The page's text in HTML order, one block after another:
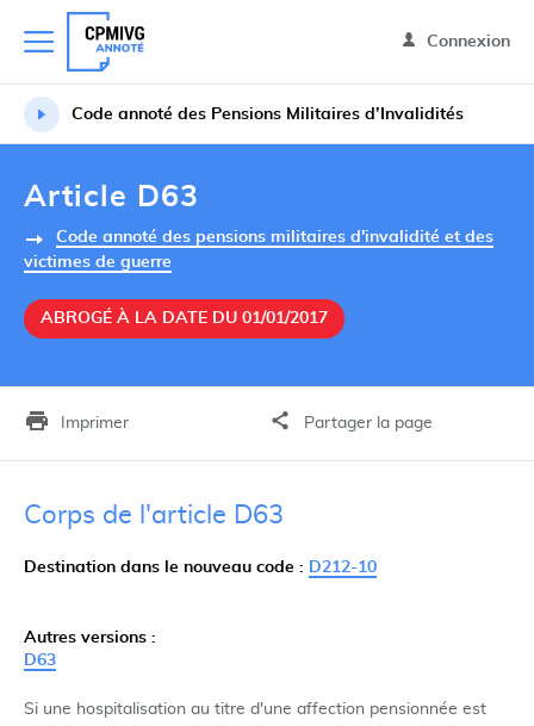
Connexion
Code annoté des Pensions Militaires d’Invalidités
Article D63
Code annoté des pensions militaires d'invalidité et des
victimes de guerre
ABROGÉ À LA DATE DU 01/01/2017
Imprimer Partager la page
Corps de l'article D63
Destination dans le nouveau code : D212-10
Autres versions :
D63
Si une hospitalisation au titre d'une affection pensionnée est